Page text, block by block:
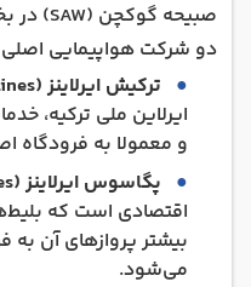
صبیحه گوکچن (SAW) در بخش آسیایی، انجام می‌شود.
دو شرکت هواپیمایی
ترکیش ایرلاینز (Turkish Airlines)
ایرلاین ملی ترکیه،
و معمولا به فرودگاه
پگاسوس ایرلاینز (Pegasus Airlines)
اقتصادی است که
بیشتر پروازهای آن
می‌شود.